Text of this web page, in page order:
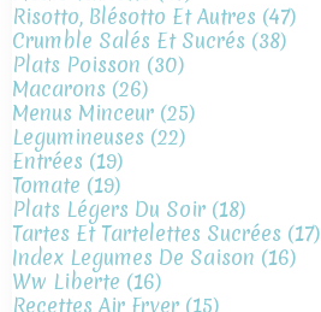
Risotto, Blésotto Et Autres (47)
Crumble Salés Et Sucrés (38)
Plats Poisson (30)
Macarons (26)
Menus Minceur (25)
Legumineuses (22)
Entrées (19)
Tomate (19)
Plats Légers Du Soir (18)
Tartes Et Tartelettes Sucrées (17)
Index Legumes De Saison (16)
Ww Liberte (16)
Recettes Air Fryer (15)